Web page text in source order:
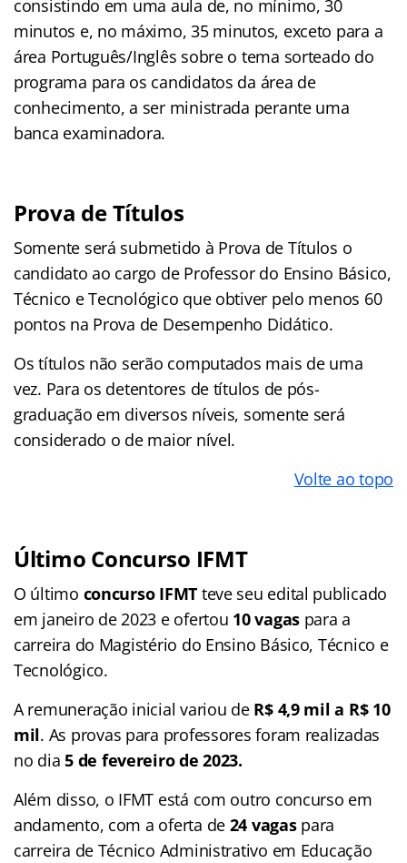
consistindo em uma aula de, no mínimo, 30
minutos e, no máximo, 35 minutos, exceto para a
área Português/Inglês sobre o tema sorteado do
programa para os candidatos da área de
conhecimento, a ser ministrada perante uma
banca examinadora.
Prova de Títulos
Somente será submetido à Prova de Títulos o
candidato ao cargo de Professor do Ensino Básico,
Técnico e Tecnológico que obtiver pelo menos 60
pontos na Prova de Desempenho Didático.
Os títulos não serão computados mais de uma
vez. Para os detentores de títulos de pós-
graduação em diversos níveis, somente será
considerado o de maior nível.
Volte ao topo
Último Concurso IFMT
O último concurso IFMT teve seu edital publicado
em janeiro de 2023 e ofertou 10 vagas para a
carreira do Magistério do Ensino Básico, Técnico e
Tecnológico.
A remuneração inicial variou de R$ 4,9 mil a R$ 10
mil. As provas para professores foram realizadas
no dia5 de fevereiro de 2023.
Além disso, o IFMT está com outro concurso em
andamento, com a oferta de 24 vagaspara
carreira de Técnico Administrativo em Educação